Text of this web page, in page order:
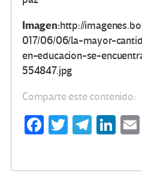
Imagen:http://
017/06/06/la-mayor-
en-educacion-se-
554847.jpg
Comparte este contenido:
Fa T
Te Li